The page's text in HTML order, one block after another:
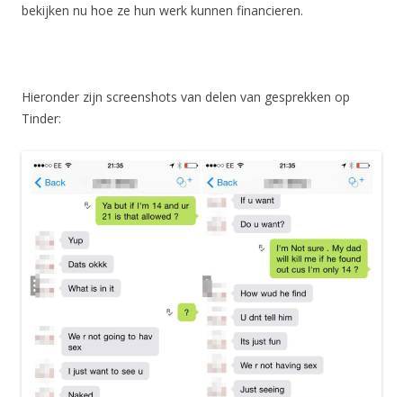
bekijken nu hoe ze hun werk kunnen financieren.
Hieronder zijn screenshots van delen van gesprekken op
Tinder: